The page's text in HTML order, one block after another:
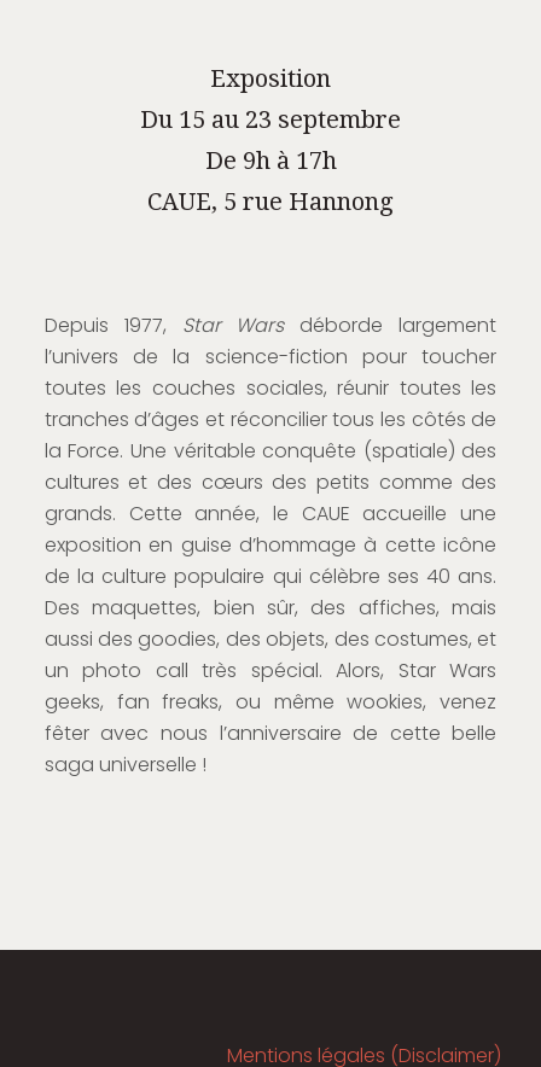
Exposition
Du 15 au 23 septembre
De 9h à 17h
CAUE, 5 rue Hannong
Depuis 1977, Star Warsdéborde largement
l’univers de la science-fiction pour toucher
toutes les couches sociales, réunir toutes les
tranches d’âges et réconcilier tous les côtés de
la Force. Une véritable conquête (spatiale) des
cultures et des cœurs des petits comme des
grands. Cette année, le CAUE accueille une
exposition en guise d’hommage à cette icône
de la culture populaire qui célèbre ses 40 ans.
Des maquettes, bien sûr, des affiches, mais
aussi des goodies, des objets, des costumes, et
un photo call très spécial. Alors, Star Wars
geeks, fan freaks, ou même wookies, venez
fêter avec nous l’anniversaire de cette belle
saga universelle !
Mentions légales (Disclaimer)